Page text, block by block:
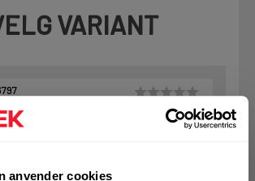
anvender cookies
VARIANT
X-FB 8 MX